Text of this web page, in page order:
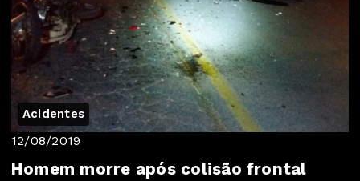
Acidentes
12/08/2019
Homem morre após colisão frontal